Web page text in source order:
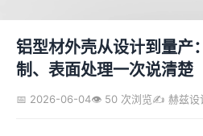
铝型材外壳从设计到量产
制、表面处理一次说清楚
📅 2026-06-04👁️ 50 次浏览✍️ 赫兹设